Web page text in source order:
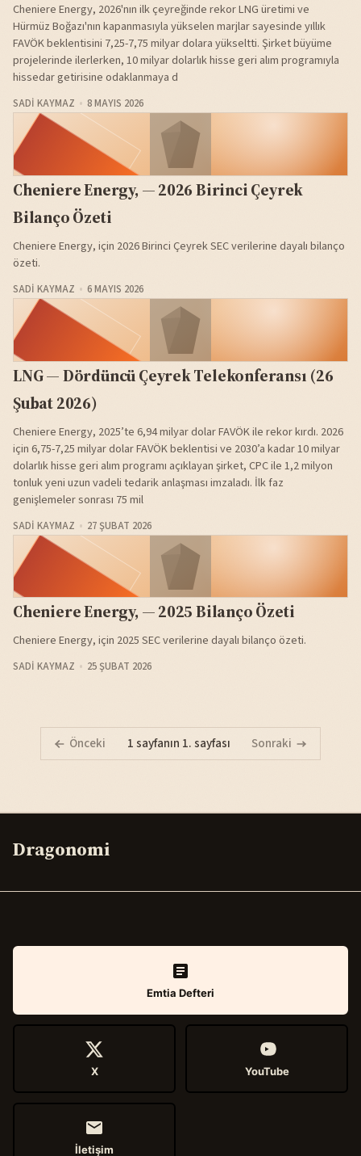
Cheniere Energy, 2026'nın ilk çeyreğinde rekor LNG üretimi ve
Hürmüz Boğazı'nın kapanmasıyla yükselen marjlar sayesinde yıllık
FAVÖK beklentisini 7,25-7,75 milyar dolara yükseltti. Şirket büyüme
projelerinde ilerlerken, 10 milyar dolarlık hisse geri alım programıyla
hissedar getirisine odaklanmaya d
SADI KAYMAZ 8 MAYIS 2026
Cheniere Energy, — 2026 Birinci Çeyrek
Bilanço Özeti
Cheniere Energy, için 2026 Birinci Çeyrek SEC verilerine dayalı bilanço
özeti.
SADI KAYMAZ 6 MAYIS 2026
LNG — Dördüncü Çeyrek Telekonferansı (26
Şubat 2026)
Cheniere Energy, 2025’te 6,94 milyar dolar FAVÖK ile rekor kırdı. 2026
için 6,75-7,25 milyar dolar FAVÖK beklentisi ve 2030’a kadar 10 milyar
dolarlık hisse geri alım programı açıklayan şirket, CPC ile 1,2 milyon
tonluk yeni uzun vadeli tedarik anlaşması imzaladı. İlk faz
genişlemeler sonrası 75 mil
SADI KAYMAZ 27 ŞUBAT 2026
Cheniere Energy, — 2025 Bilanço Özeti
Cheniere Energy, için 2025 SEC verilerine dayalı bilanço özeti.
SADI KAYMAZ 25 ŞUBAT 2026
Önceki 1 sayfanın 1. sayfası Sonraki
Dragonomi
Emtia Defteri
X YouTube
İletişim